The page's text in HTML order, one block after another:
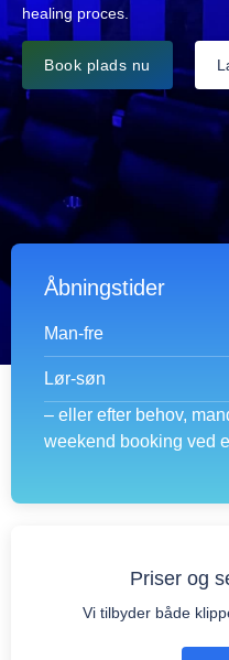
healing proces.
Book plads nu
Åbningstider
Man-fre
Lør-søn
– eller efter behov,
weekend booking ved
Priser og
Vi tilbyder både